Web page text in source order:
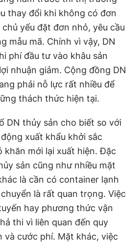
thay đổi khi không có đơn
yếu đặt đơn nhỏ, yêu cầu
mẫu mã. Chính vì vậy, DN
phí đầu tư vào khâu sản
nhuận giảm. Cộng đồng DN
phải nỗ lực rất nhiều để
thách thức hiện tại.
DN thủy sản cho biết so với
xuất khẩu khởi sắc
khăn mới lại xuất hiện. Đặc
sản cũng như nhiều mặt
là cần có container lạnh
là rất quan trọng. Việc
hay phương thức vận
thi vì liên quan đến quy
và cước phí. Mặt khác, việc